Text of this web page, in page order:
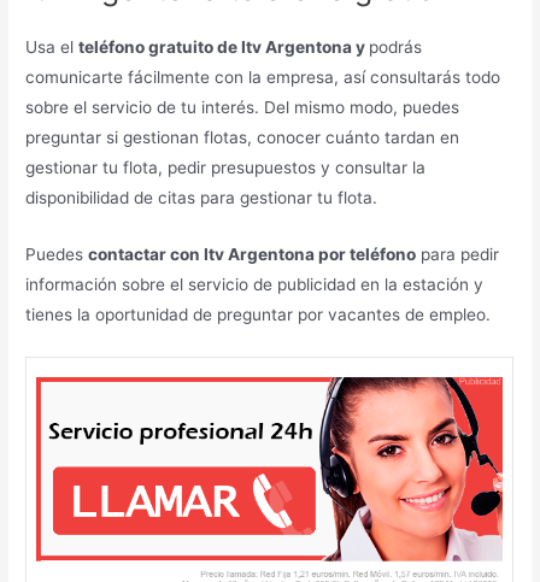
Usa elteléfono gratuito de Itv Argentona y podrás
comunicarte fácilmente con la empresa, así consultarás todo
sobre el servicio de tu interés. Del mismo modo, puedes
preguntar si gestionan flotas, conocer cuánto tardan en
gestionar tu flota, pedir presupuestos y consultar la
disponibilidad de citas para gestionar tu flota.
Puedescontactar con Itv Argentona por teléfono para pedir
información sobre el servicio de publicidad en la estación y
tienes la oportunidad de preguntar por vacantes de empleo.